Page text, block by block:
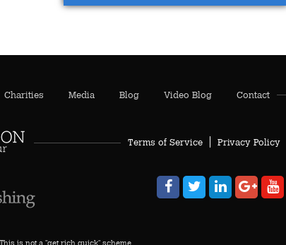
Charities Media Blog Video Blog Contact
Terms of Service Privacy Policy
is not a "get rich quick" scheme.